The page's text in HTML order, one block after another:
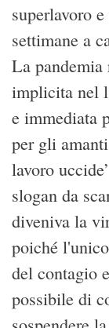
superlavoro
settimane a
La pandemia
implicita nel
e immediata
per gli
lavoro
slogan da
diveniva la
poiché
del contagio
possibile di